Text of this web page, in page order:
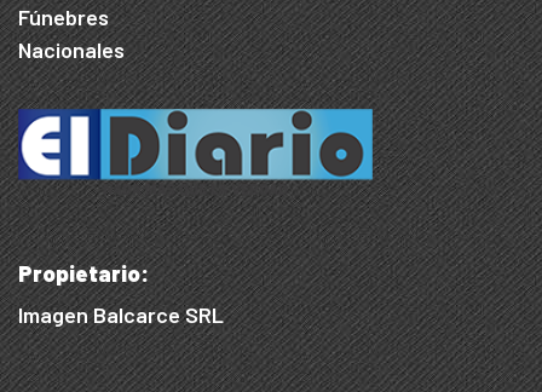
Fúnebres
Nacionales
Propietario:
Imagen Balcarce SRL